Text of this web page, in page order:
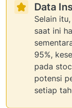
Data
Selain
saat ini
95%,
pada
potensi
setiap